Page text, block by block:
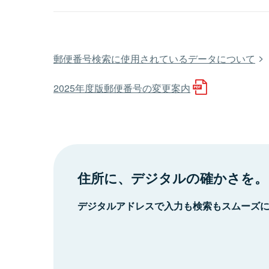
郵便番号検索に使用されているデータについて
2025年度版郵便番号の変更案内
住所に、デジタルの確かさを。
デジタルアドレスで入力も検索もスムーズ